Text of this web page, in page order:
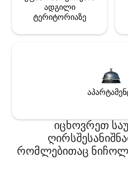
ადგილი
ტერიტორიაზე
იცხოვრეთ
რომლებითაც